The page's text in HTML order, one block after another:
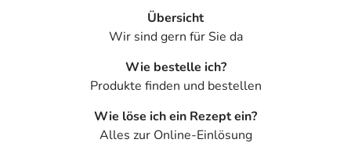
Übersicht
Wir sind gern für Sie da
Wie bestelle ich?
Produkte finden und bestellen
Wie löse ich ein Rezept ein?
Alles zur Online-Einlösung